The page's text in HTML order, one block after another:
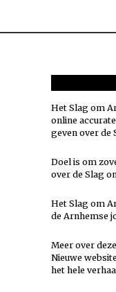
Het Slag om
online
geven over de
Doel is om
over de Slag
Het Slag om
de Arnhemse
Meer over
Nieuwe
het hele